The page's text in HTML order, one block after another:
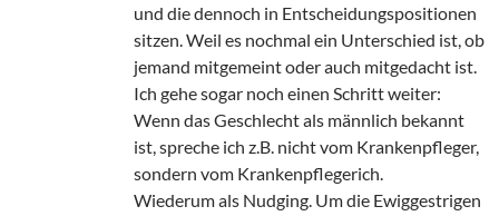
und die dennoch in Entscheidungspositionen
sitzen. Weil es nochmal ein Unterschied ist, ob
jemand mitgemeint oder auch mitgedacht ist.
Ich gehe sogar noch einen Schritt weiter:
Wenn das Geschlecht als männlich bekannt
ist, spreche ich z.B. nicht vom Krankenpfleger,
sondern vom Krankenpflegerich.
Wiederum als Nudging. Um die Ewiggestrigen